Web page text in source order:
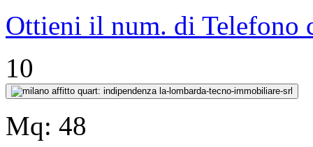
Ottieni il num. di Telefono
10
Mq: 48